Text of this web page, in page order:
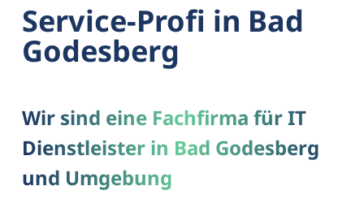
Service-Profi in Bad
Godesberg
Wir sind eine Fachfirma für IT
Dienstleister in Bad Godesberg
und Umgebung